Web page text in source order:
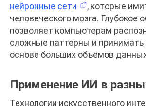
нейронные сети
, которые
человеческого мозга. Глубокое
позволяет компьютерам
сложные паттерны и принимать
основе больших объёмов
Применение ИИ в
Технологии искусственного